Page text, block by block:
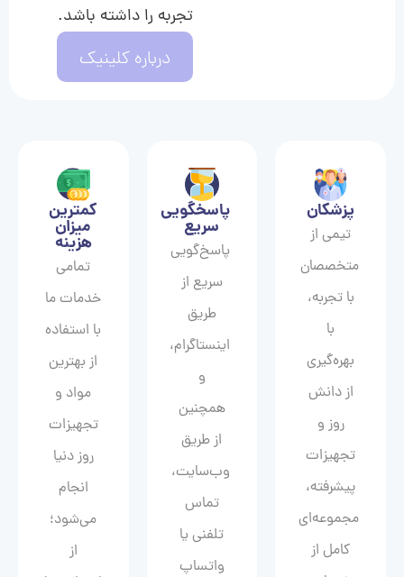
تجربه را داشته باشد.
درباره کلینیک
پزشکان
تیمی از
متخصصان
با تجربه،
با
بهره‌گیری
از دانش
روز و
تجهیزات
پیشرفته،
مجموعه‌ای
کامل از
پاسخگویی
سریع
پاسخ‌گویی
سریع از
طریق
اینستاگرام،
و
همچنین
از طریق
وب‌سایت،
تماس
تلفنی یا
واتساپ
کمترین
میزان
هزینه
تمامی
خدمات ما
با استفاده
از بهترین
مواد و
تجهیزات
روز دنیا
انجام
می‌شود؛
از